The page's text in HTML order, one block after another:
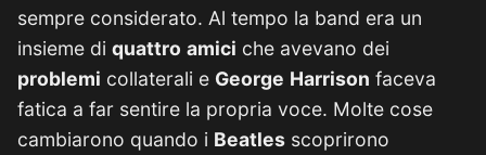
sempre considerato. Al tempo la band era un
insieme di quattro amici che avevano dei
problemi collaterali e George Harrison faceva
fatica a far sentire la propria voce. Molte cose
cambiarono quando i Beatles scoprirono